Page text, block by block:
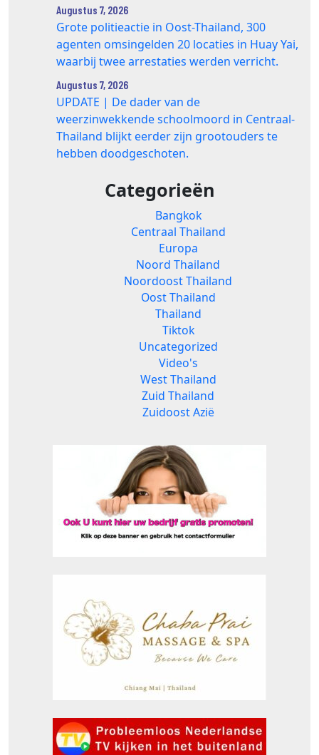
Augustus 7, 2026
Grote politieactie in Oost-Thailand, 300
agenten omsingelden 20 locaties in Huay Yai,
waarbij twee arrestaties werden verricht.
Augustus 7, 2026
UPDATE | De dader van de
weerzinwekkende schoolmoord in Centraal-
Thailand blijkt eerder zijn grootouders te
hebben doodgeschoten.
Categorieën
Bangkok
Centraal Thailand
Europa
Noord Thailand
Noordoost Thailand
Oost Thailand
Thailand
Tiktok
Uncategorized
Video's
West Thailand
Zuid Thailand
Zuidoost Azië